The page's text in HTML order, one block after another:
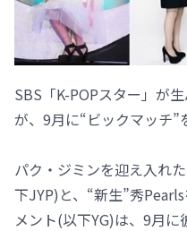
SBS「K-POPスター」が
が、9月に“ビックマッチ”
パク・ジミンを迎え入れ
下JYP)と、“新生”秀
メント(以下YG)は、9月に